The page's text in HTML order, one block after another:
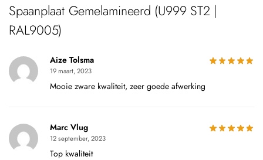
Spaanplaat Gemelamineerd (U999 ST2 |
RAL9005)
Aize Tolsma
19 maart, 2023
Mooie zware kwaliteit, zeer goede afwerking
Marc Vlug
12 september, 2023
Top kwaliteit